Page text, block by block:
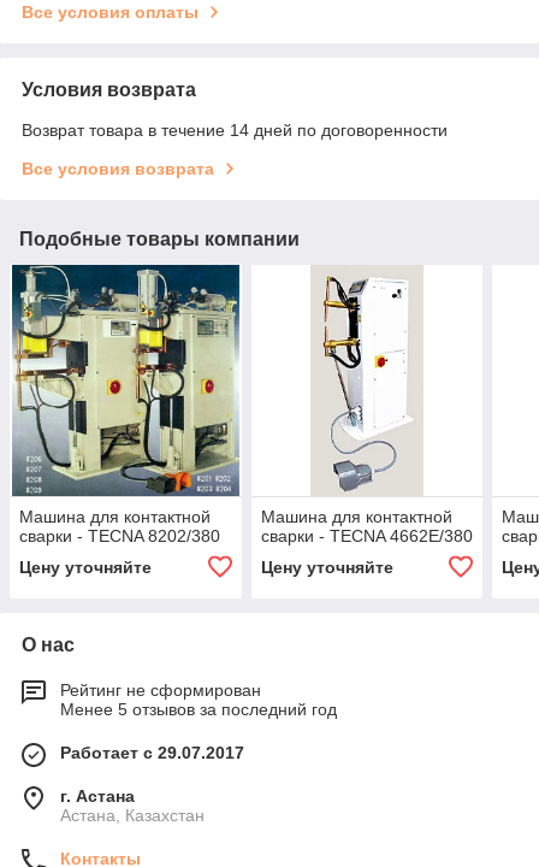
Все условия оплаты
Условия возврата
Возврат товара в течение 14 дней по договоренности
Все условия возврата
Подобные товары компании
Машина для контактной
сварки - TECNA 8202/380
Цену уточняйте
Машина для контактной
сварки - TECNA 4662E/380
Цену уточняйте
О нас
Рейтинг не сформирован
Менее 5 отзывов за последний год
Работает с 29.07.2017
г. Астана
Астана, Казахстан
Контакты